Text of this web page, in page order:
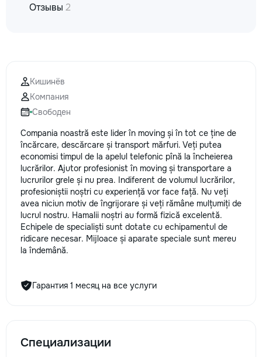
Отзывы 2
Кишинёв
Компания
Свободен
Compania noastră este lider în moving și în tot ce ține de
încărcare, descărcare și transport mărfuri. Veți putea
economisi timpul de la apelul telefonic pînă la încheierea
lucrărilor. Ajutor profesionist în moving și transportare a
lucrurilor grele și nu prea. Indiferent de volumul lucrărilor,
profesioniștii noștri cu experiență vor face față. Nu veți
avea niciun motiv de îngrijorare și veți rămâne mulțumiți de
lucrul nostru. Hamalii noștri au formă fizică excelentă.
Echipele de specialiști sunt dotate cu echipamentul de
ridicare necesar. Mijloace și aparate speciale sunt mereu
la îndemână.
Гарантия 1 месяц на все услуги
Специализации